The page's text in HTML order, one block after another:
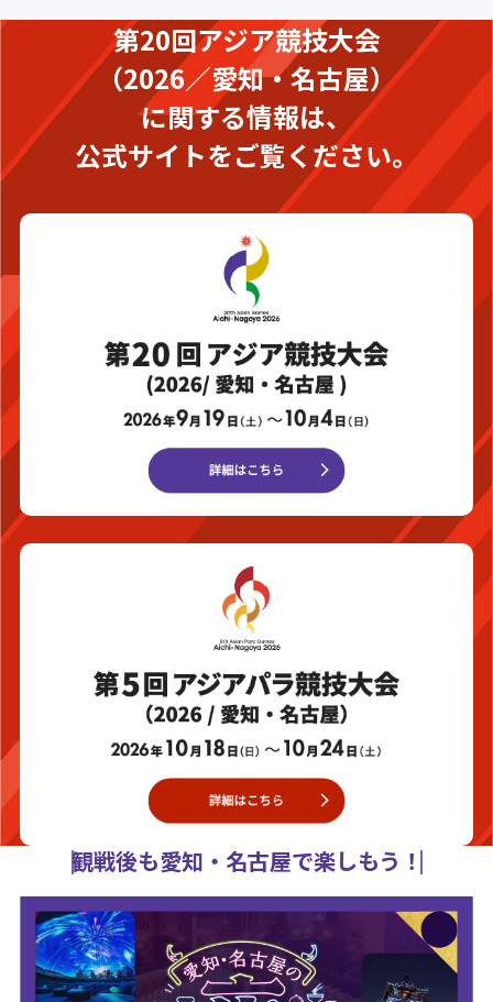
第20回アジア競技大会
（2026／愛知・名古屋）
に関する情報は、
公式サイトをご覧ください。
観戦後も愛知・名古屋で楽しもう！